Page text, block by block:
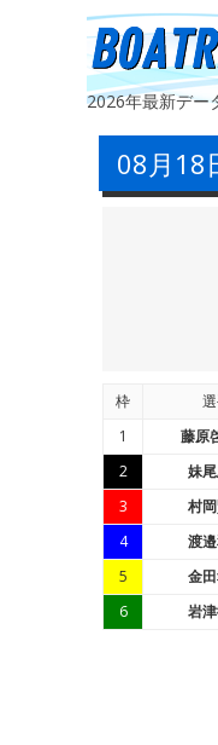
2026年最新デー
08月18
枠
1
藤原
2
妹
3
村
4
渡
5
金
6
岩